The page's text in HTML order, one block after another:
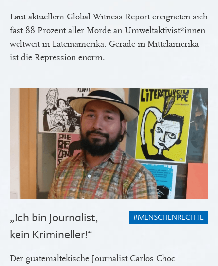
Laut aktuellem Global Witness Report ereigneten sich
fast 88 Prozent aller Morde an Umweltaktivist*innen
weltweit in Lateinamerika. Gerade in Mittelamerika
ist die Repression enorm.
#MENSCHENRECHTE
„Ich bin Journalist,
kein Krimineller!“
Der guatemaltekische Journalist Carlos Choc